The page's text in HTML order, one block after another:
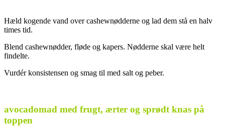
Hæld kogende vand over cashewnødderne og lad dem stå en halv
times tid.
Blend cashewnødder, fløde og kapers. Nødderne skal være helt
findelte.
Vurdér konsistensen og smag til med salt og peber.
avocadomad med frugt, ærter og sprødt knas på
toppen